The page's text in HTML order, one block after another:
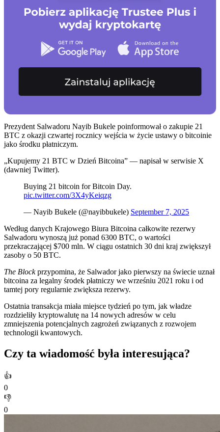
Prezydent Salwadoru Nayib Bukele poinformował o zakupie 21
BTC z okazji czwartej rocznicy wejścia w życie ustawy o bitcoinie
jako środku płatniczym.
„Kupujemy 21 BTC w Dzień Bitcoina” — napisał w serwisie X
(dawniej Twitter).
Buying 21 bitcoin for Bitcoin Day.
pic.twitter.com/3X4yKeiqzg
— Nayib Bukele (@nayibbukele) September 7, 2025
Według danych Krajowego Biura Bitcoina całkowite rezerwy
Salwadoru wynoszą już ponad 6300 BTC, o wartości
przekraczającej $700 mln. W ciągu ostatnich 30 dni kraj zwiększył
zasoby o 50 BTC.
The Blockprzypomina, że Salwador jako pierwszy na świecie uznał
bitcoina za legalny środek płatniczy we wrześniu 2021 roku i od
tamtej pory regularnie zwiększa rezerwy.
Ostatnia transakcja miała miejsce tydzień po tym, jak władze
rozdzieliły kryptowalutę na 14 nowych adresów w celu
zmniejszenia potencjalnych zagrożeń związanych z rozwojem
technologii kwantowych.
Czy ta wiadomość była interesująca?
👍
0
👎
0